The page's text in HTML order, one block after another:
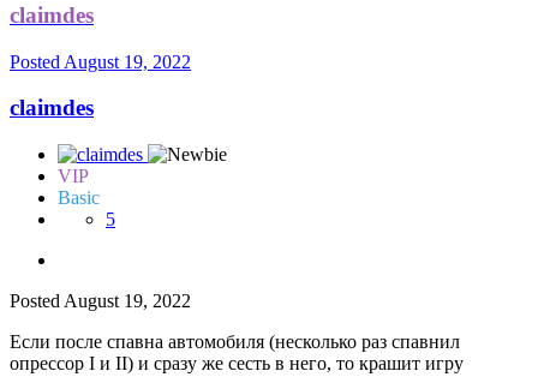
claimdes
Posted August 19, 2022
claimdes
VIP
Basic
5
Posted August 19, 2022
Если после спавна автомобиля (несколько раз спавнил
опрессор I и II) и сразу же сесть в него, то крашит игру